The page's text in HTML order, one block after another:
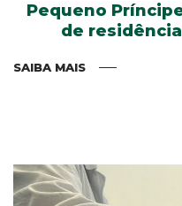
Pequeno
de
SAIBA MAIS